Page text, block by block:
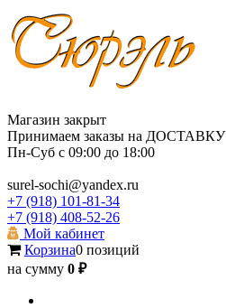
Магазин закрыт
Принимаем заказы на ДОСТАВКУ
Пн-Суб с 09:00 до 18:00
surel-sochi@yandex.ru
+7 (918) 101-81-34
+7 (918) 408-52-26
Мой кабинет
Корзина0 позиций
на сумму 0 ₽